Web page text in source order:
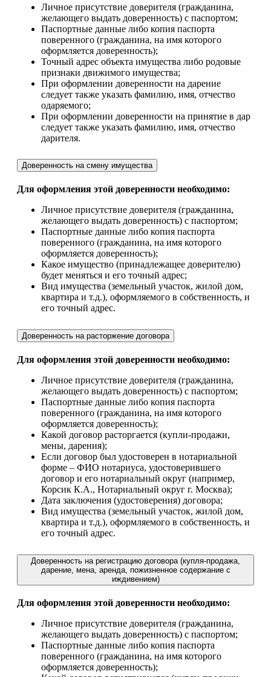
Личное присутствие доверителя (гражданина,
желающего выдать доверенность) с паспортом;
Паспортные данные либо копия паспорта
поверенного (гражданина, на имя которого
оформляется доверенность);
Точный адрес объекта имущества либо родовые
признаки движимого имущества;
При оформлении доверенности на дарение
следует также указать фамилию, имя, отчество
одаряемого;
При оформлении доверенности на принятие в дар
следует также указать фамилию, имя, отчество
дарителя.
Доверенность на cмену имущества
Для оформления этой доверенности необходимо:
Личное присутствие доверителя (гражданина,
желающего выдать доверенность) с паспортом;
Паспортные данные либо копия паспорта
поверенного (гражданина, на имя которого
оформляется доверенность);
Какое имущество (принадлежащее доверителю)
будет меняться и его точный адрес;
Вид имущества (земельный участок, жилой дом,
квартира и т.д.), оформляемого в собственность, и
его точный адрес.
Доверенность на расторжение договора
Для оформления этой доверенности необходимо:
Личное присутствие доверителя (гражданина,
желающего выдать доверенность) с паспортом;
Паспортные данные либо копия паспорта
поверенного (гражданина, на имя которого
оформляется доверенность);
Какой договор расторгается (купли-продажи,
мены, дарения);
Если договор был удостоверен в нотариальной
форме – ФИО нотариуса, удостоверившего
договор и его нотариальный округ (например,
Корсик К.А., Нотариальный округ г. Москва);
Дата заключения (удостоверения) договора;
Вид имущества (земельный участок, жилой дом,
квартира и т.д.), оформляемого в собственность, и
его точный адрес.
Доверенность на регистрацию договора (купля-продажа,
дарение, мена, аренда, пожизненное содержание с
иждивением)
Для оформления этой доверенности необходимо:
Личное присутствие доверителя (гражданина,
желающего выдать доверенность) с паспортом;
Паспортные данные либо копия паспорта
поверенного (гражданина, на имя которого
оформляется доверенность);